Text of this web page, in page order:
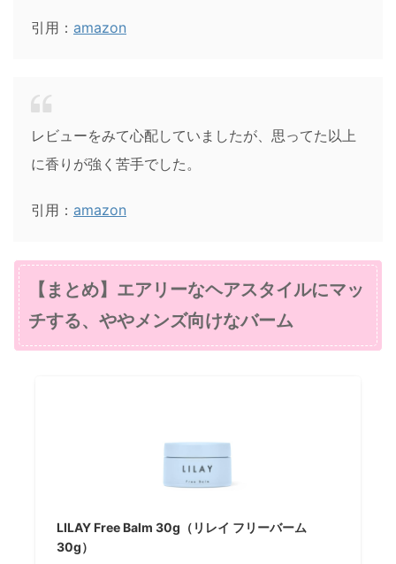
引用： amazon
レビューをみて心配していましたが、思ってた以上
に香りが強く苦手でした。
引用： amazon
【まとめ】 エアリーなヘアスタイルにマッ
チする、ややメンズ向けなバーム
LILAY Free Balm 30g（リレイ フリーバーム
30g）